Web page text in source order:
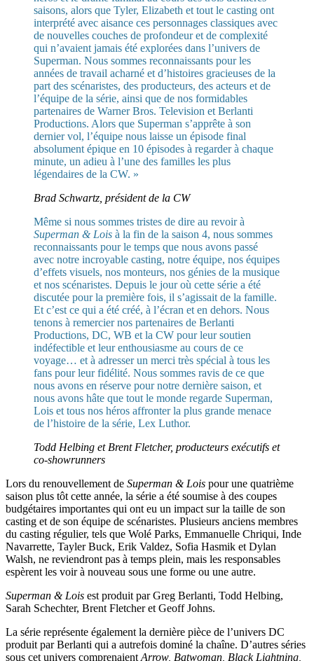
saisons, alors que Tyler, Elizabeth et tout le casting ont
interprété avec aisance ces personnages classiques avec
de nouvelles couches de profondeur et de complexité
qui n’avaient jamais été explorées dans l’univers de
Superman. Nous sommes reconnaissants pour les
années de travail acharné et d’histoires gracieuses de la
part des scénaristes, des producteurs, des acteurs et de
l’équipe de la série, ainsi que de nos formidables
partenaires de Warner Bros. Television et Berlanti
Productions. Alors que Superman s’apprête à son
dernier vol, l’équipe nous laisse un épisode final
absolument épique en 10 épisodes à regarder à chaque
minute, un adieu à l’une des familles les plus
légendaires de la CW. »
Brad Schwartz, président de la CW
Même si nous sommes tristes de dire au revoir à
Superman & Lois à la fin de la saison 4, nous sommes
reconnaissants pour le temps que nous avons passé
avec notre incroyable casting, notre équipe, nos équipes
d’effets visuels, nos monteurs, nos génies de la musique
et nos scénaristes. Depuis le jour où cette série a été
discutée pour la première fois, il s’agissait de la famille.
Et c’est ce qui a été créé, à l’écran et en dehors. Nous
tenons à remercier nos partenaires de Berlanti
Productions, DC, WB et la CW pour leur soutien
indéfectible et leur enthousiasme au cours de ce
voyage… et à adresser un merci très spécial à tous les
fans pour leur fidélité. Nous sommes ravis de ce que
nous avons en réserve pour notre dernière saison, et
nous avons hâte que tout le monde regarde Superman,
Lois et tous nos héros affronter la plus grande menace
de l’histoire de la série, Lex Luthor.
Todd Helbing et Brent Fletcher, producteurs exécutifs et
co-showrunners
Lors du renouvellement de Superman & Lois pour une quatrième
saison plus tôt cette année, la série a été soumise à des coupes
budgétaires importantes qui ont eu un impact sur la taille de son
casting et de son équipe de scénaristes. Plusieurs anciens membres
du casting régulier, tels que Wolé Parks, Emmanuelle Chriqui, Inde
Navarrette, Tayler Buck, Erik Valdez, Sofia Hasmik et Dylan
Walsh, ne reviendront pas à temps plein, mais les responsables
espèrent les voir à nouveau sous une forme ou une autre.
Superman & Lois est produit par Greg Berlanti, Todd Helbing,
Sarah Schechter, Brent Fletcher et Geoff Johns.
La série représente également la dernière pièce de l’univers DC
produit par Berlanti qui a autrefois dominé la chaîne. D’autres séries
sous cet univers comprenaient Arrow, Batwoman, Black Lightning,